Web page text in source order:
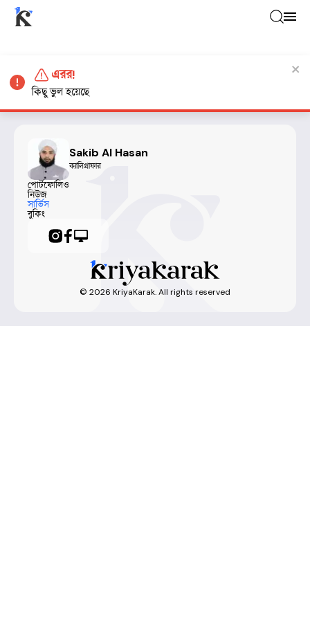
Sakib Al Hasan
ক্যালিগ্রাফার
পোর্টফোলিও
নিউজ
সার্ভিস
বুকিং
© 2026 KriyaKarak. All rights reserved
এরর!
কিছু ভুল হয়েছে